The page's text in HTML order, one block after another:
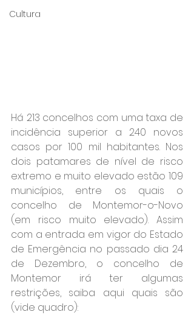
Cultura
Há 213 concelhos com uma taxa de
incidência superior a 240 novos
casos por 100 mil habitantes. Nos
dois patamares de nível de risco
extremo e muito elevado estão 109
municípios, entre os quais o
concelho de Montemor-o-Novo
(em risco muito elevado). Assim
com a entrada em vigor do Estado
de Emergência no passado dia 24
de Dezembro, o concelho de
Montemor irá ter algumas
restrições, saiba aqui quais são
(vide quadro):